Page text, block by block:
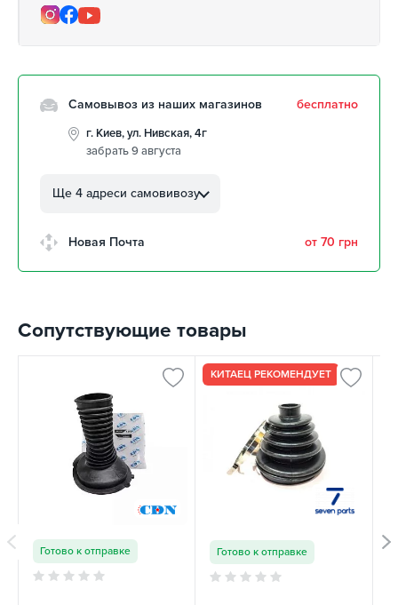
Самовывоз из наших магазинов бесплатно
г. Киев, ул. Нивская, 4г
забрать 9 августа
Автолюбителей, 8а
авторынок
г. Киев, ул. Остафия
забрать 9 августа
Ще 4 адреси самовивозу
Новая Почта от 70 грн
Сопутствующие товары
Готово к отправке
КИТАЕЦ РЕКОМЕНДУЕТ
Готово к отправке